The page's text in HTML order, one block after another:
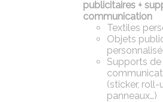
publicitaires +
communication
Textiles
Objets
Supports de
(sticker, roll-
panneaux…)